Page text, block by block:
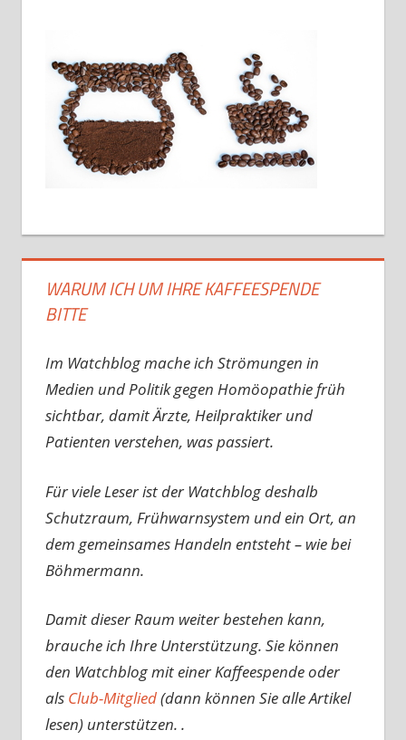
WARUM ICH UM IHRE KAFFEESPENDE
BITTE
Im Watchblog mache ich Strömungen in
Medien und Politik gegen Homöopathie früh
sichtbar, damit Ärzte, Heilpraktiker und
Patienten verstehen, was passiert.
Für viele Leser ist der Watchblog deshalb
Schutzraum, Frühwarnsystem und ein Ort, an
dem gemeinsames Handeln entsteht – wie bei
Böhmermann.
Damit dieser Raum weiter bestehen kann,
brauche ich Ihre Unterstützung. Sie können
den Watchblog mit einer Kaffeespende oder
als Club-Mitglied(dann können Sie alle Artikel
lesen) unterstützen. .